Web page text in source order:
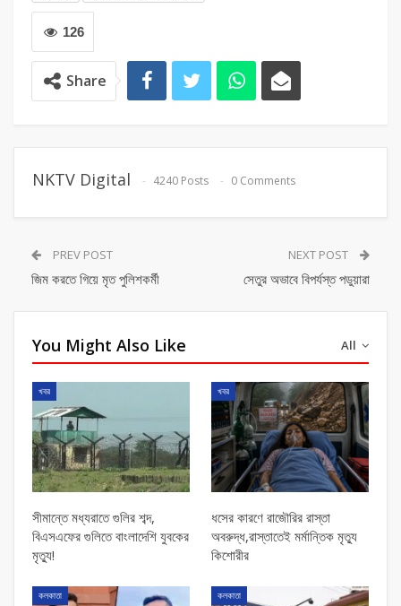
126
Share
NKTV Digital 4240 Posts 0 Comments
PREV POST
জিম করতে গিয়ে মৃত পুলিশকর্মী
NEXT POST
সেতুর অভাবে বিপর্যস্ত পডুয়ারা
All
You Might Also Like
খবর
সীমান্তে মধ্যরাতে গুলির শব্দ,
বিএসএফের গুলিতে বাংলাদেশি যুবকের
মৃত্যু!
খবর
ধসের কারণে রাজৌরির রাস্তা
অবরুদ্ধ,রাস্তাতেই মর্মান্তিক মৃত্যু
কিশোরীর
কলকাতা কলকাতা